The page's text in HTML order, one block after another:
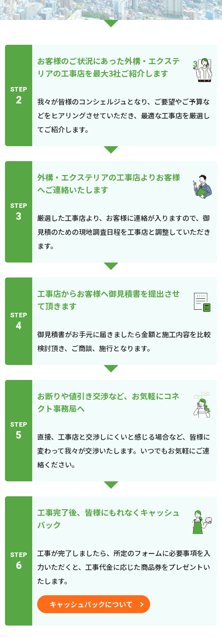
STEP
2
お客様のご状況にあった外構・エクステ
リアの工事店を最大3社ご紹介します
我々が皆様のコンシェルジュとなり、ご要望やご予算な
どをヒアリングさせていただき、最適な工事店を厳選し
てご紹介します。
STEP
3
外構・エクステリアの工事店よりお客様
へご連絡いたします
厳選した工事店より、お客様に連絡が入りますので、御
見積のための現地調査日程を工事店と調整していただき
ます。
STEP
4
工事店からお客様へ御見積書を提出させ
て頂きます
御見積書がお手元に届きましたら金額と施工内容を比較
検討頂き、ご商談、施行となります。
STEP
5
お断りや値引き交渉など、お気軽にコネ
クト事務局へ
直接、工事店と交渉しにくいと感じる場合など、皆様に
変わって我々が交渉いたします。いつでもお気軽にご連
絡ください。
STEP
6
工事完了後、皆様にもれなくキャッシュ
バック
工事が完了しましたら、所定のフォームに必要事項を入
力いただくと、工事代金に応じた商品券をプレゼントい
たします。
キャッシュバックについて